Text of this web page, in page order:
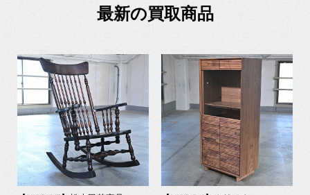
最新の買取商品